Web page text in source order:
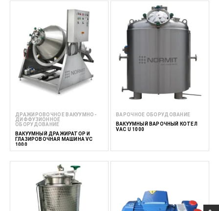
ДРАЖИРОВОЧНОЕ ВАКУУМНО-
ДИФФУЗИОННОЕ
ОБОРУДОВАНИЕ
ВАКУУМНЫЙ ДРАЖИРАТОР И
ГЛАЗИРОВОЧНАЯ МАШИНА VC
1000
ВАРОЧНОЕ ОБОРУДОВАНИЕ
ВАКУУМНЫЙ ВАРОЧНЫЙ КОТЕЛ
VAC U 1000